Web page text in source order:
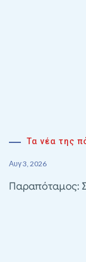
Τα νέα της
Αυγ 3, 2026
Παραπόταμος: